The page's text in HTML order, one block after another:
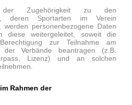
Zugehörigkeit zu den
deren Sportarten im Verein
werden personenbezogene Daten
diese weitergeleitet, soweit die
zur Teilnahme am
der Verbände beantragen (z.B.
Lizenz) und an solchen
Rahmen der